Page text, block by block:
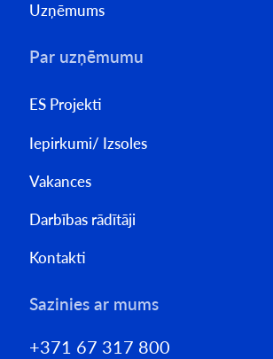
Uzņēmums
Par uzņēmumu
ES Projekti
Iepirkumi/ Izsoles
Vakances
Darbības rādītāji
Kontakti
Sazinies ar mums
+371 67 317 800